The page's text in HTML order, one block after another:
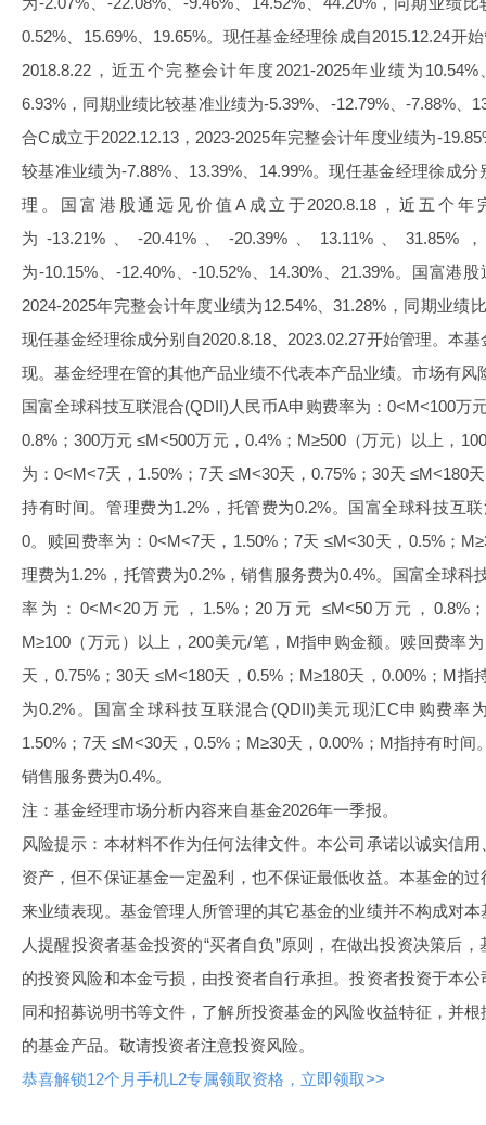
0.52%、15.69%、19.65%。现任基金经理徐成自2015.12.24开
2018.8.22，近五个完整会计年度2021-2025年业绩为10.54%
6.93%，同期业绩比较基准业绩为-5.39%、-12.79%、-7.88%、
合C成立于2022.12.13，2023-2025年完整会计年度业绩为-
较基准业绩为-7.88%、13.39%、14.99%。现任基金经理徐成分
理。国富港股通远见价值A成立于2020.8.18，近五个年
为-13.21%、-20.41%、-20.39%、13.11%、
为-10.15%、-12.40%、-10.52%、14.30%、21.39%。国富港
2024-2025年完整会计年度业绩为12.54%、31.28%，同期业绩
现任基金经理徐成分别自2020.8.18、2023.02.27开始管理。本
现。基金经理在管的其他产品业绩不代表本产品业绩。市场有风
国富全球科技互联混合(QDII)人民币A申购费率为：0<M<100万
0.8%；300万元 ≤M<500万元，0.4%；M≥500（万元）以上，
为：0<M<7天，1.50%；7天 ≤M<30天，0.75%；30天 ≤M<180
持有时间。管理费为1.2%，托管费为0.2%。国富全球科技互
0。赎回费率为：0<M<7天，1.50%；7天 ≤M<30天，0.5%；
理费为1.2%，托管费为0.2%，销售服务费为0.4%。国富全球科
率为：0<M<20万元，1.5%；20万元 ≤M<50万元，0.8%
M≥100（万元）以上，200美元/笔，M指申购金额。赎回费率
天，0.75%；30天 ≤M<180天，0.5%；M≥180天，0.00%；M
为0.2%。国富全球科技互联混合(QDII)美元现汇C申购费率
1.50%；7天 ≤M<30天，0.5%；M≥30天，0.00%；M指持有时间
销售服务费为0.4%。
注：基金经理市场分析内容来自基金2026年一季报。
风险提示：本材料不作为任何法律文件。本公司承诺以诚实信
资产，但不保证基金一定盈利，也不保证最低收益。本基金的
来业绩表现。基金管理人所管理的其它基金的业绩并不构成对
人提醒投资者基金投资的“买者自负”原则，在做出投资决策后
的投资风险和本金亏损，由投资者自行承担。投资者投资于本
同和招募说明书等文件，了解所投资基金的风险收益特征，并
的基金产品。敬请投资者注意投资风险。
恭喜解锁12个月手机L2专属领取资格，立即领取>>